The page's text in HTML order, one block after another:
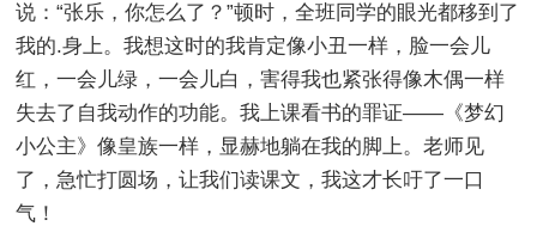
说：“张乐，你怎么了？”顿时，全班同学的眼光都移到了
我的.身上。我想这时的我肯定像小丑一样，脸一会儿
红，一会儿绿，一会儿白，害得我也紧张得像木偶一样
失去了自我动作的功能。我上课看书的罪证——《梦幻
小公主》像皇族一样，显赫地躺在我的脚上。老师见
了，急忙打圆场，让我们读课文，我这才长吁了一口
气！